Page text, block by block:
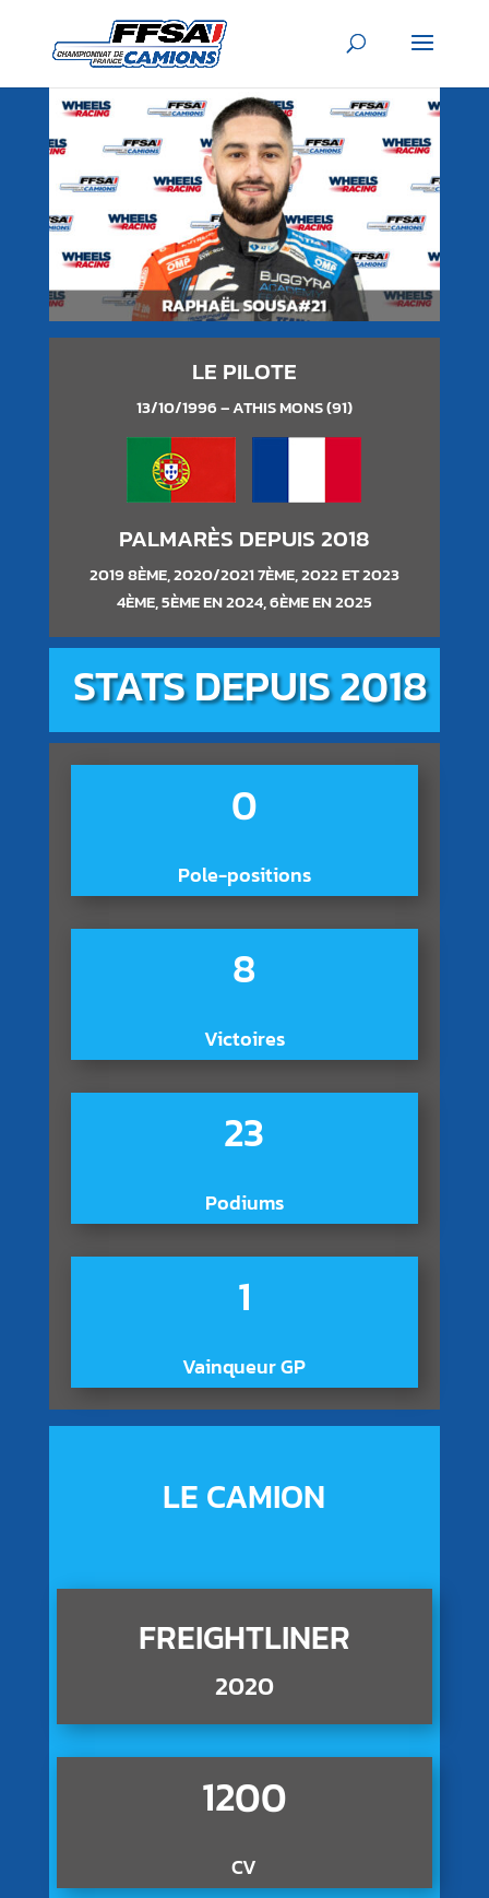
LE PILOTE
13/10/1996 – ATHIS MONS (91)
PALMARÈS DEPUIS 2018
2019 8ÈME, 2020/2021 7ÈME, 2022 ET 2023
4ÈME, 5ÈME EN 2024, 6ÈME EN 2025
STATS DEPUIS 2018
0
Pole-positions
8
Victoires
23
Podiums
1
Vainqueur GP
LE CAMION
FREIGHTLINER
2020
1200
CV